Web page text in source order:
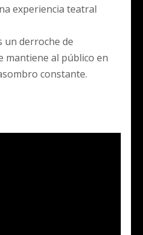
experiencia teatral
un derroche de
mantiene al público en
constante.